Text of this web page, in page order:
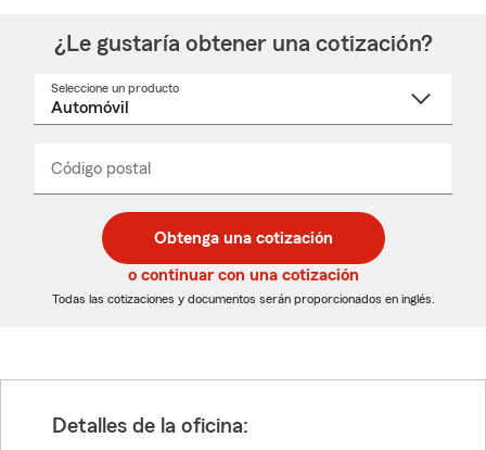
¿Le gustaría obtener una cotización?
Seleccione un producto
desplegable
Código postal
de
5
dígitos
de
5
dígitos
_____
Obtenga una cotización
o continuar con una cotización
Todas las cotizaciones y documentos serán proporcionados en inglés.
Detalles de la oficina: